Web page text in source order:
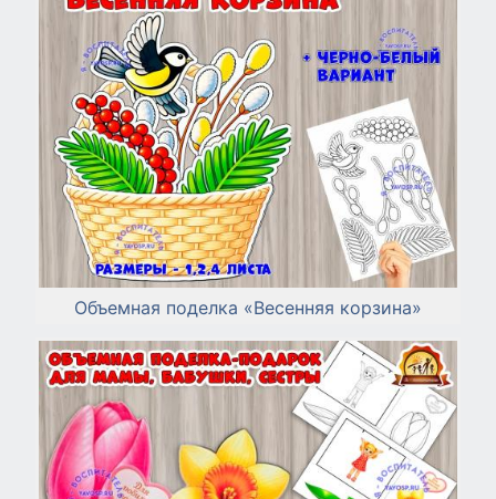
Объемная поделка «Весенняя корзина»